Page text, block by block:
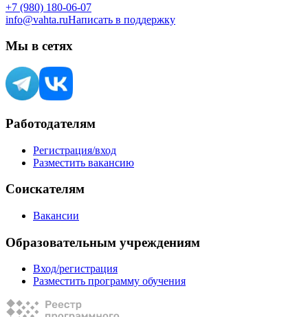
+7 (980) 180-06-07
info@vahta.ruНаписать в поддержку
Мы в сетях
Работодателям
Регистрация/вход
Разместить вакансию
Соискателям
Вакансии
Образовательным учреждениям
Вход/регистрация
Разместить программу обучения